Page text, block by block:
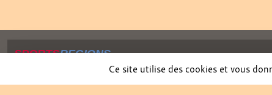
SPORTSREGIONS
Gestion des cookies
Ce site utilise des cookies et vous